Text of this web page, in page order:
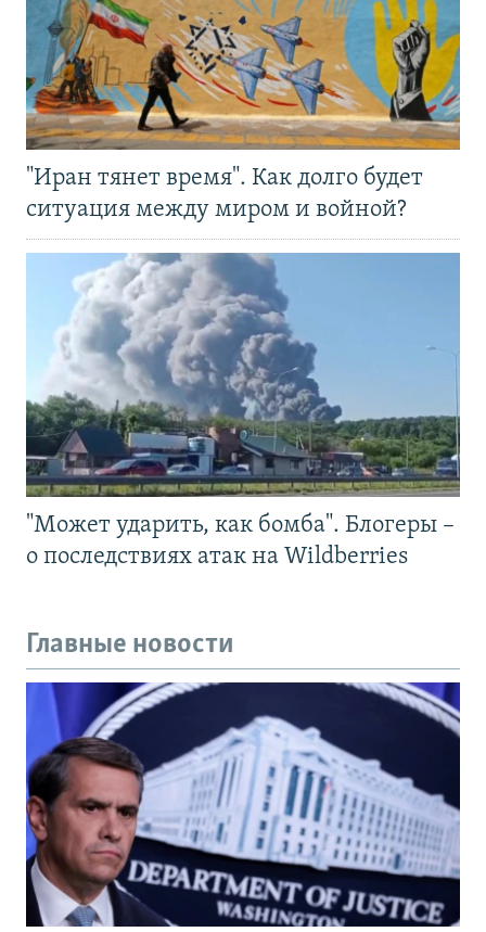
"Иран тянет время". Как долго будет
ситуация между миром и войной?
"Может ударить, как бомба". Блогеры –
о последствиях атак на Wildberries
Главные новости